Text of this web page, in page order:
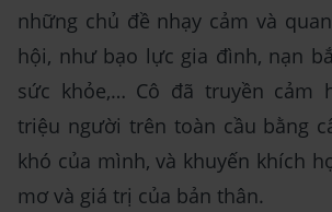
những chủ đề nhạy cảm và
hội, như bạo lực gia đình, nạn
sức khỏe,… Cô đã truyền cảm
triệu người trên toàn cầu bằng
khó của mình, và khuyến khích
mơ và giá trị của bản thân.